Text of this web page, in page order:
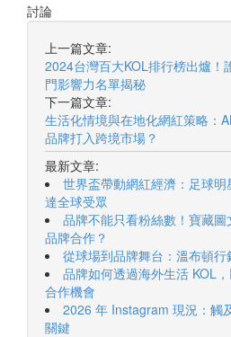
討論
上一篇文章:
2024台灣百大KOL排行榜出爐！
門影響力名單揭秘
下一篇文章:
生活化情境與在地化網紅策略：
品牌打入跨境市場？
最新文章:
世界盃帶動網紅經濟：足球
達全球受眾
品牌不能只看粉絲數！寶藏
品牌合作？
從球場到品牌舞台：溫布頓行
品牌如何透過海外生活 KOL
合作機會
2026 年 Instagram 現況：觸
關鍵